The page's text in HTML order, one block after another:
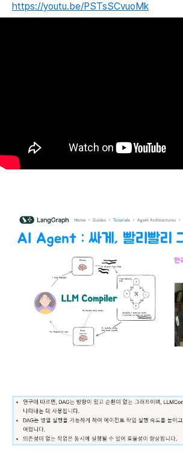
https://youtu.be/PSTsSCvuoMk